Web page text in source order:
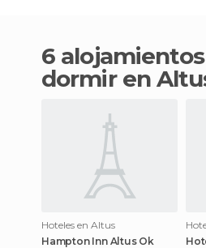
6 alojamientos donde
dormir en
Hoteles en Altus
Hampton Inn Altus Ok